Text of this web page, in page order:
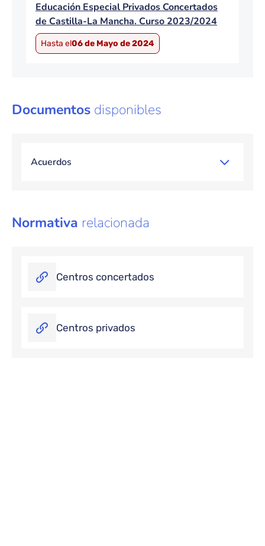
Educación Especial Privados Concertados
de Castilla-La Mancha. Curso 2023/2024
Hasta el06 de Mayo de 2024
Documentos disponibles
Acuerdos
Normativa relacionada
Centros concertados
Centros privados